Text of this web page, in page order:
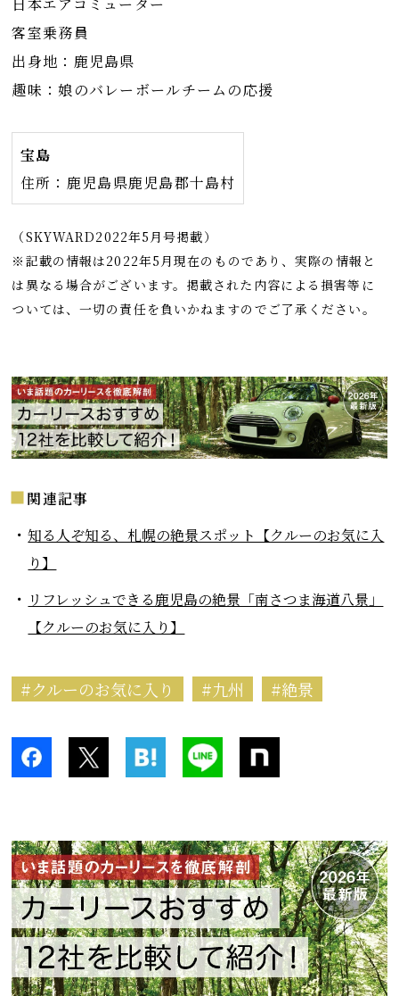
日本エアコミューター
客室乗務員
出身地：鹿児島県
趣味：娘のバレーボールチームの応援
宝島
住所：鹿児島県鹿児島郡十島村
（SKYWARD2022年5月号掲載）
※記載の情報は2022年5月現在のものであり、実際の情報と
は異なる場合がございます。掲載された内容による損害等に
ついては、一切の責任を負いかねますのでご了承ください。
関連記事
知る人ぞ知る、札幌の絶景スポット【クルーのお気に入
り】
リフレッシュできる鹿児島の絶景「南さつま海道八景」
【クルーのお気に入り】
クルーのお気に入り 九州 絶景